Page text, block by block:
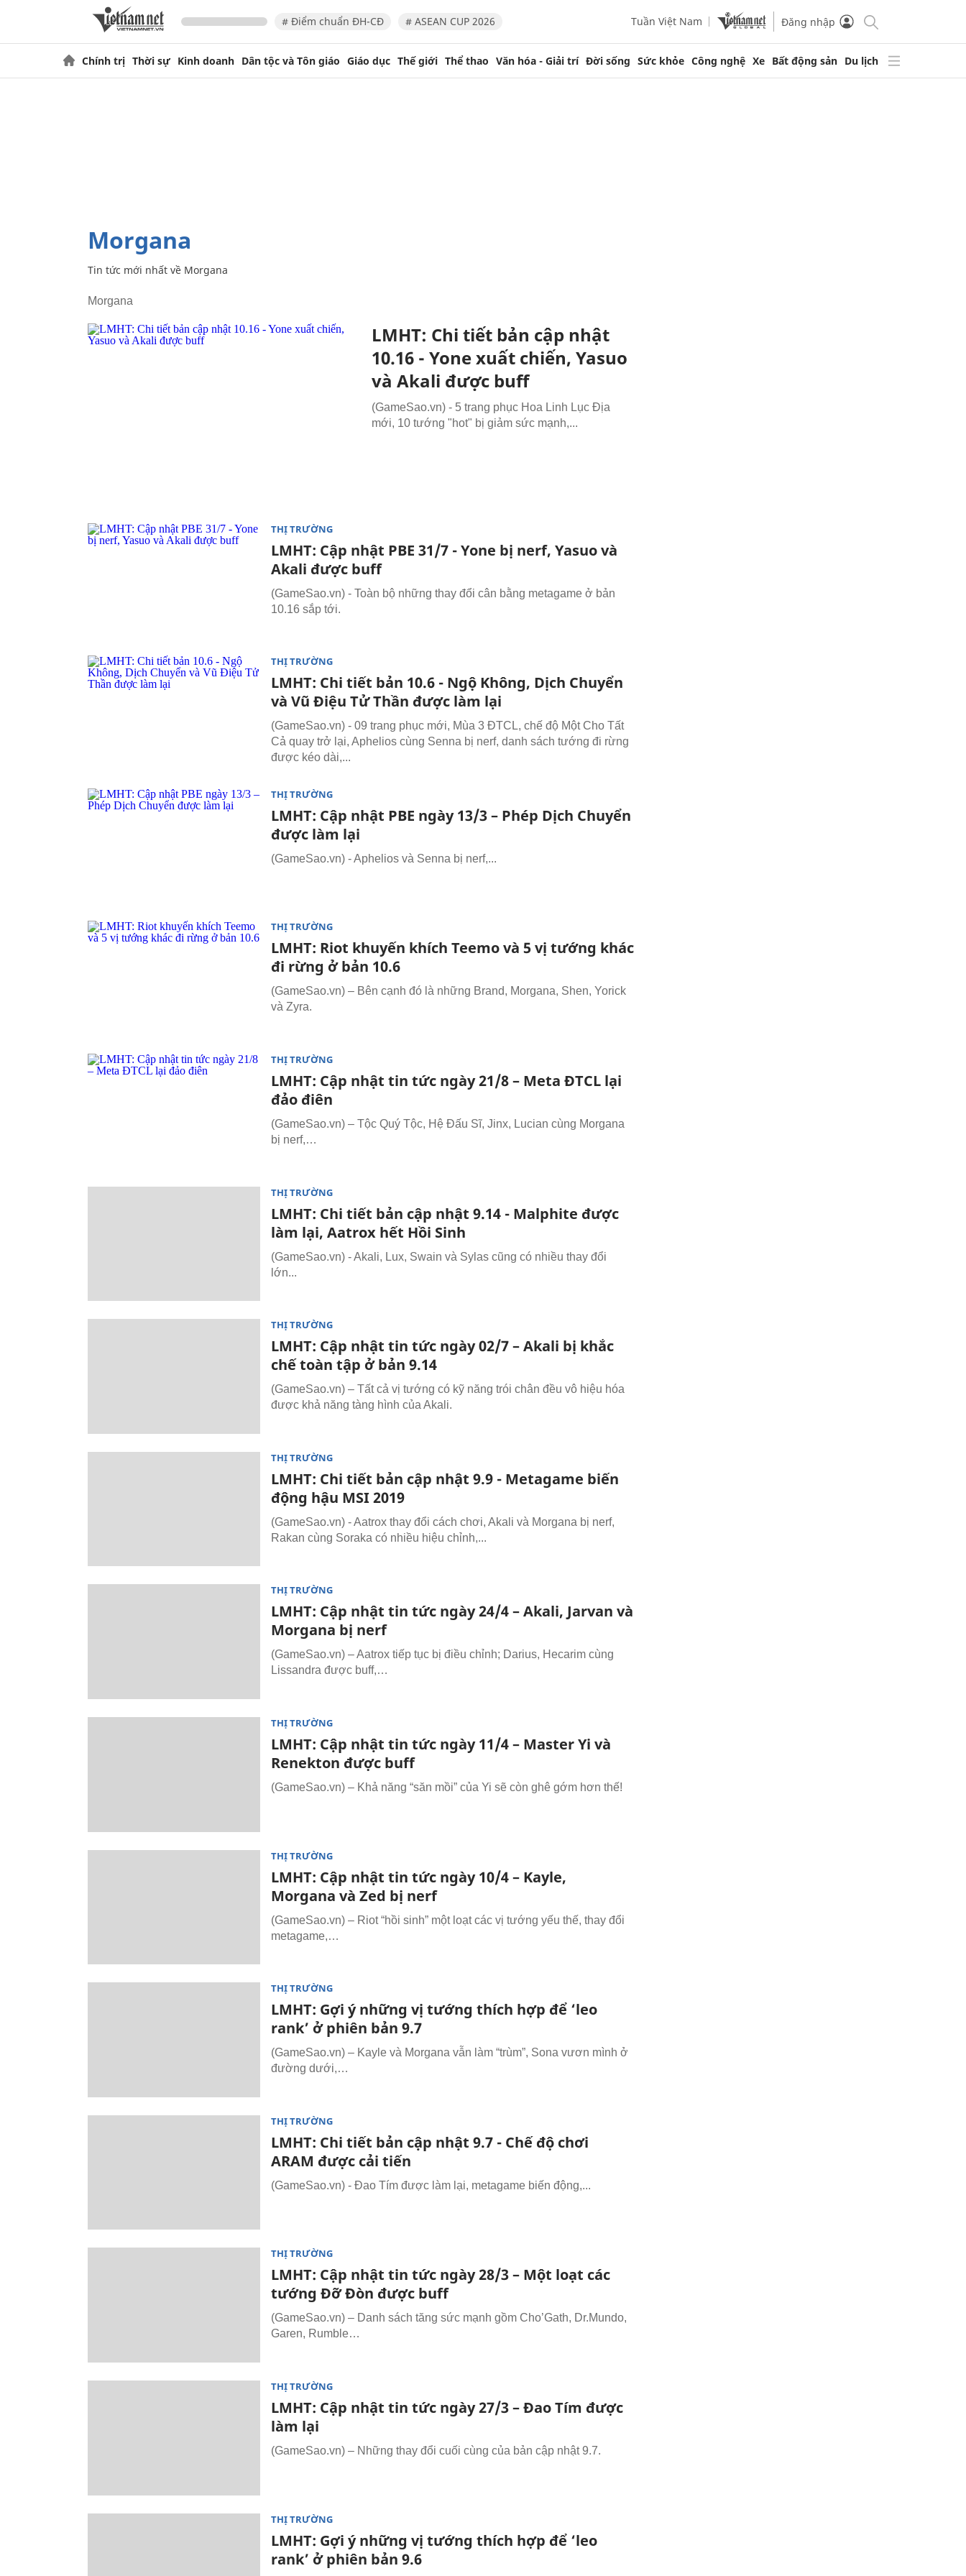
# Điểm chuẩn ĐH-CĐ # ASEAN CUP 2026 Tuần Việt Nam Đăng nhập
Chính trị Thời sự Kinh doanh Dân tộc và Tôn giáo Giáo dục Thế giới Thể thao Văn hóa - Giải trí Đời sống Sức khỏe Công nghệ Xe Bất động sản Du lịch
Morgana
Tin tức mới nhất về Morgana
Morgana
LMHT: Chi tiết bản cập nhật
10.16 - Yone xuất chiến, Yasuo
và Akali được buff
(GameSao.vn) - 5 trang phục Hoa Linh Lục Địa
mới, 10 tướng "hot" bị giảm sức mạnh,...
THỊ TRƯỜNG
LMHT: Cập nhật PBE 31/7 - Yone bị nerf, Yasuo và
Akali được buff
(GameSao.vn) - Toàn bộ những thay đổi cân bằng metagame ở bản
10.16 sắp tới.
THỊ TRƯỜNG
LMHT: Chi tiết bản 10.6 - Ngộ Không, Dịch Chuyển
và Vũ Điệu Tử Thần được làm lại
(GameSao.vn) - 09 trang phục mới, Mùa 3 ĐTCL, chế độ Một Cho Tất
Cả quay trở lại, Aphelios cùng Senna bị nerf, danh sách tướng đi rừng
được kéo dài,...
THỊ TRƯỜNG
LMHT: Cập nhật PBE ngày 13/3 – Phép Dịch Chuyển
được làm lại
(GameSao.vn) - Aphelios và Senna bị nerf,...
THỊ TRƯỜNG
LMHT: Riot khuyến khích Teemo và 5 vị tướng khác
đi rừng ở bản 10.6
(GameSao.vn) – Bên cạnh đó là những Brand, Morgana, Shen, Yorick
và Zyra.
THỊ TRƯỜNG
LMHT: Cập nhật tin tức ngày 21/8 – Meta ĐTCL lại
đảo điên
(GameSao.vn) – Tộc Quý Tộc, Hệ Đấu Sĩ, Jinx, Lucian cùng Morgana
bị nerf,…
THỊ TRƯỜNG
LMHT: Chi tiết bản cập nhật 9.14 - Malphite được
làm lại, Aatrox hết Hồi Sinh
(GameSao.vn) - Akali, Lux, Swain và Sylas cũng có nhiều thay đổi
lớn...
THỊ TRƯỜNG
LMHT: Cập nhật tin tức ngày 02/7 – Akali bị khắc
chế toàn tập ở bản 9.14
(GameSao.vn) – Tất cả vị tướng có kỹ năng trói chân đều vô hiệu hóa
được khả năng tàng hình của Akali.
THỊ TRƯỜNG
LMHT: Chi tiết bản cập nhật 9.9 - Metagame biến
động hậu MSI 2019
(GameSao.vn) - Aatrox thay đổi cách chơi, Akali và Morgana bị nerf,
Rakan cùng Soraka có nhiều hiệu chỉnh,...
THỊ TRƯỜNG
LMHT: Cập nhật tin tức ngày 24/4 – Akali, Jarvan và
Morgana bị nerf
(GameSao.vn) – Aatrox tiếp tục bị điều chỉnh; Darius, Hecarim cùng
Lissandra được buff,…
THỊ TRƯỜNG
LMHT: Cập nhật tin tức ngày 11/4 – Master Yi và
Renekton được buff
(GameSao.vn) – Khả năng “săn mồi” của Yi sẽ còn ghê gớm hơn thế!
THỊ TRƯỜNG
LMHT: Cập nhật tin tức ngày 10/4 – Kayle,
Morgana và Zed bị nerf
(GameSao.vn) – Riot “hồi sinh” một loạt các vị tướng yếu thế, thay đổi
metagame,…
THỊ TRƯỜNG
LMHT: Gợi ý những vị tướng thích hợp để ‘leo
rank’ ở phiên bản 9.7
(GameSao.vn) – Kayle và Morgana vẫn làm “trùm”, Sona vươn mình ở
đường dưới,…
THỊ TRƯỜNG
LMHT: Chi tiết bản cập nhật 9.7 - Chế độ chơi
ARAM được cải tiến
(GameSao.vn) - Đao Tím được làm lại, metagame biến động,...
THỊ TRƯỜNG
LMHT: Cập nhật tin tức ngày 28/3 – Một loạt các
tướng Đỡ Đòn được buff
(GameSao.vn) – Danh sách tăng sức mạnh gồm Cho’Gath, Dr.Mundo,
Garen, Rumble…
THỊ TRƯỜNG
LMHT: Cập nhật tin tức ngày 27/3 – Đao Tím được
làm lại
(GameSao.vn) – Những thay đổi cuối cùng của bản cập nhật 9.7.
THỊ TRƯỜNG
LMHT: Gợi ý những vị tướng thích hợp để ‘leo
rank’ ở phiên bản 9.6